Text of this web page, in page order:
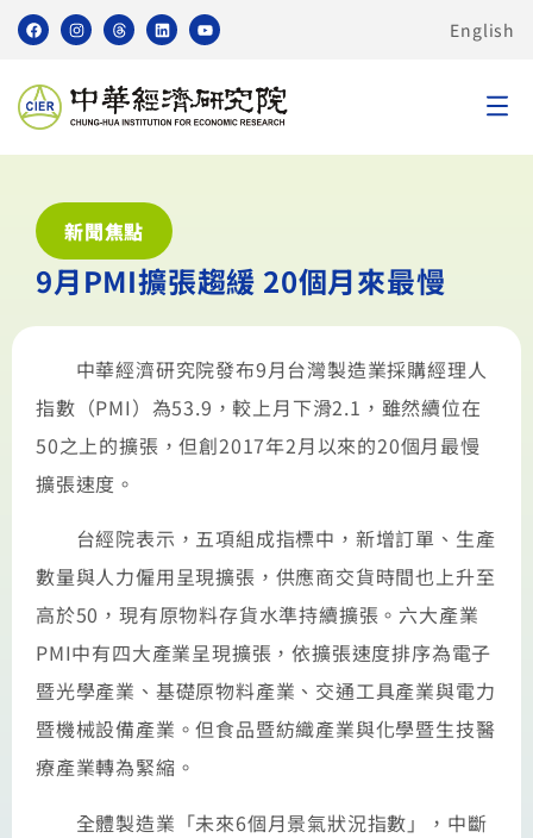
English
新聞焦點
9月PMI擴張趨緩 20個月來最慢
中華經濟研究院發布9月台灣製造業採購經理人
指數（PMI）為53.9，較上月下滑2.1，雖然續位在
50之上的擴張，但創2017年2月以來的20個月最慢
擴張速度。
台經院表示，五項組成指標中，新增訂單、生產
數量與人力僱用呈現擴張，供應商交貨時間也上升至
高於50，現有原物料存貨水準持續擴張。六大產業
PMI中有四大產業呈現擴張，依擴張速度排序為電子
暨光學產業、基礎原物料產業、交通工具產業與電力
暨機械設備產業。但食品暨紡織產業與化學暨生技醫
療產業轉為緊縮。
全體製造業「未來6個月景氣狀況指數」，中斷